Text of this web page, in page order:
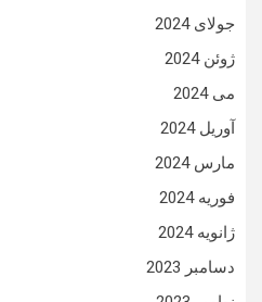
جولای 2024
ژوئن 2024
می 2024
آوریل 2024
مارس 2024
فوریه 2024
ژانویه 2024
دسامبر 2023